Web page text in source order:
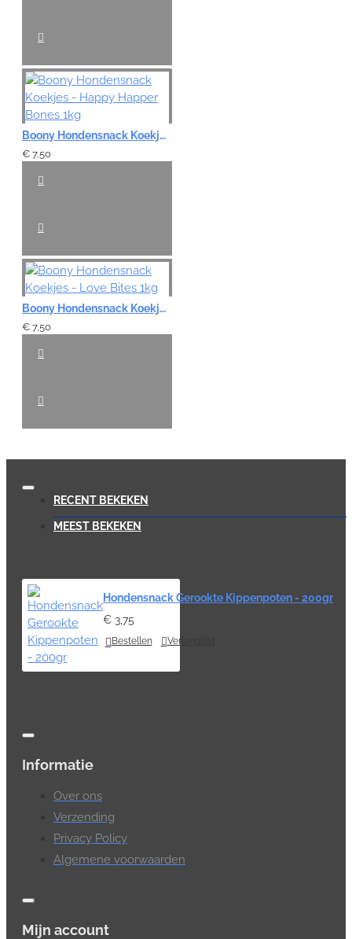
Boony Hondensnack Koekjes - Happy Happer Bones 1kg
€ 7,50
Boony Hondensnack Koekjes - Love Bites 1kg
€ 7,50
RECENT BEKEKEN
MEEST BEKEKEN
Hondensnack Gerookte Kippenpoten - 200gr
€ 3,75
Bestellen Verlanglijst
Informatie
Over ons
Verzending
Privacy Policy
Algemene voorwaarden
Mijn account